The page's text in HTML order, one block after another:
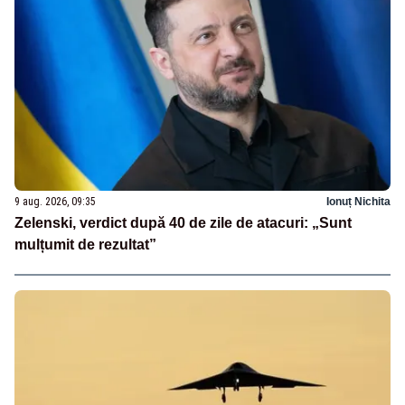
9 aug. 2026, 09:35 Ionuț Nichita
Zelenski, verdict după 40 de zile de atacuri: „Sunt
mulțumit de rezultat”